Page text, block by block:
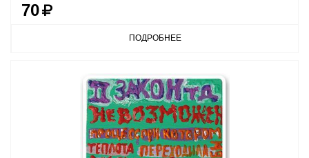
70
ПОДРОБНЕЕ